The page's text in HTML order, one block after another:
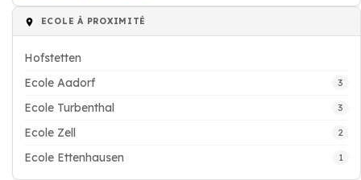
ECOLE À PROXIMITÉ
Hofstetten
Ecole Aadorf
3
Ecole Turbenthal 3
Ecole Zell 2
Ecole Ettenhausen 1